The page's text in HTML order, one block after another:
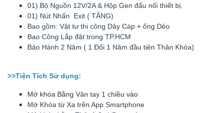
01) Bộ Nguồn 12V/2A & Hộp Gen đấu nối thiết bị.
01) Nút Nhấn Exit ( TẶNG)
Bao gồm: Vật tư thi công Dây Cáp + ống Dẻo
Bao Công Lắp đặt trong TP.HCM
Bảo Hành 2 Năm ( 1 Đổi 1 Năm đầu tiên Thân Khóa)
>>Tiện Tích Sử dụng:
Mở khóa Bằng Vân tay 1 chiều vào
Mở Khóa từ Xa trên App Smartphone